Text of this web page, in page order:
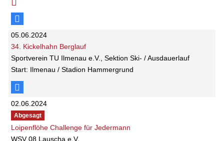
05.06.2024
34. Kickelhahn Berglauf
Sportverein TU Ilmenau e.V., Sektion Ski- / Ausdauerlauf
Start: Ilmenau / Stadion Hammergrund
02.06.2024
Abgesagt
Loipenflöhe Challenge für Jedermann
WSV 08 Lauscha e.V.